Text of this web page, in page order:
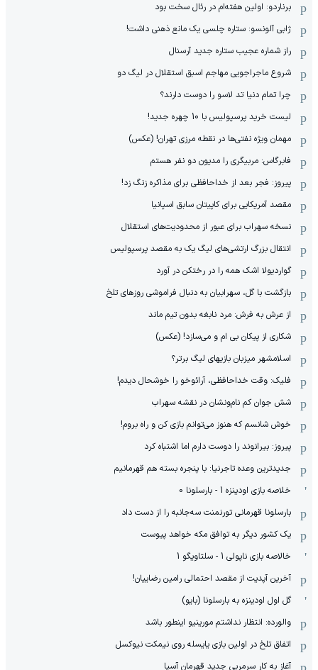
برناردو: اولین هفته‌ام در رئال سخت بود
ژابی آلونسو: ستاره چلسی یک مانع ذهنی داشت!
راز شماره عجیب ستاره جدید آرسنال
شروع ماجراجویی مهاجم اسبق استقلال در لیگ دو
چرا تمام دنیا تد لاسو را دوست دارند؟
لیست خرید پرسپولیس با 10 چهره جدید!
مهمان‌ ویژه نفتی‌ها در نقطه مرزی تهران! (عکس)
فابرگاس: مربیگری را مدیون دو نفر هستم
پیروز: فجر بعد از خداحافظی برای مذاکره زنگ زد!
مقصد آمریکایی برای کاپیتان سابق اسپانیا
نسخه سهراب برای عبور از محدودیت‌های استقلال
انتقال بزرگ ارتشی‌های لیگ یک به مقصد پرسپولیس
گواردیولا اشک همه را در رختکن در آورد
بازگشت با گل، سهرابیان به دنبال فراموشی روزهای تلخ
از عرش به فرش: مرد نابغه‌ بدون تیم ماند
شکاری از پیکان بی ام و می‌سازد! (عکس)
اسلامشهر میزبان بازیهای لیگ برتر؟
فلیک: وقت خداحافظی، آرائوخو را خوشحال دیدم!
شش جوان کم نام‌و‌نشان در نقشه سهراب
خوش شانسم که هنوز می‌توانم بازی کن و راه بروم!
پیروز: بیرانوند را دوست دارم اما اشتباه کرد
جدیدترین وعده تاجرنیا: با پنجره بسته هم قهرمانیم
خلاصه بازی اودینزه 1 - بارسلونا 0
بارسلونا قهرمانی تورنمنت سه‌جانبه را از دست داد
یک کشور دیگر به توافق مکه خواهد پیوست
خالاصه بازی ناپولی 1 - سلتاویگو 1
آخرین آپدیت از مقصد احتمالی رامین رضاییان!
گل اول اودینزه به بارسلونا (بایو)
والورده: انتظار نداشتم مورینیو اینطور باشد
اتفاق تلخ در اولین بازی یایسله روی نیمکت نیوکسل
آغاز به کار سرمربی جدید قهرمان آسیا